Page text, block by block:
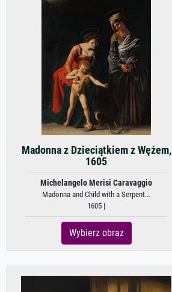
Madonna z Dzieciątkiem z Wężem,
1605
Michelangelo Merisi Caravaggio
Madonna and Child with a Serpent...
1605 |
Wybierz obraz